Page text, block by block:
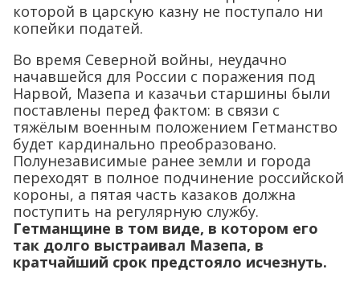
которой в царскую казну не поступало ни
копейки податей.
Во время Северной войны, неудачно
начавшейся для России с поражения под
Нарвой, Мазепа и казачьи старшины были
поставлены перед фактом: в связи с
тяжёлым военным положением Гетманство
будет кардинально преобразовано.
Полунезависимые ранее земли и города
переходят в полное подчинение российской
короны, а пятая часть казаков должна
поступить на регулярную службу.
Гетманщине в том виде, в котором его
так долго выстраивал Мазепа, в
кратчайший срок предстояло исчезнуть.